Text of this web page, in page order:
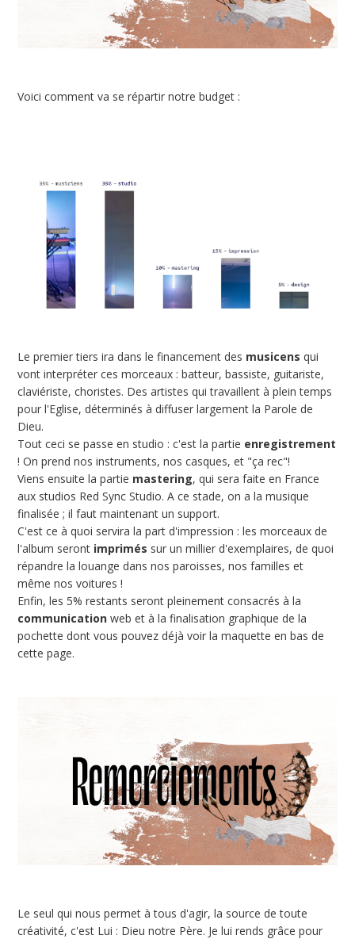
Voici comment va se répartir notre budget :
Le premier tiers ira dans le financement des musicens qui
vont interpréter ces morceaux : batteur, bassiste, guitariste,
claviériste, choristes. Des artistes qui travaillent à plein temps
pour l'Eglise, déterminés à diffuser largement la Parole de
Dieu.
Tout ceci se passe en studio : c'est la partie enregistrement
! On prend nos instruments, nos casques, et "ça rec"!
Viens ensuite la partie mastering, qui sera faite en France
aux studios Red Sync Studio. A ce stade, on a la musique
finalisée ; il faut maintenant un support.
C'est ce à quoi servira la part d'impression : les morceaux de
l'album seront imprimés sur un millier d'exemplaires, de quoi
répandre la louange dans nos paroisses, nos familles et
même nos voitures !
Enfin, les 5% restants seront pleinement consacrés à la
communication web et à la finalisation graphique de la
pochette dont vous pouvez déjà voir la maquette en bas de
cette page.
Le seul qui nous permet à tous d'agir, la source de toute
créativité, c'est Lui : Dieu notre Père. Je lui rends grâce pour